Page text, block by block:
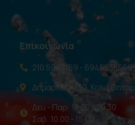
Επικοινωνία
210 5989159 - 6945238569
Δημαρχείου 52,
Δευ - Παρ: 10.30 - 20.30
Σαβ: 10.00 - 15.00